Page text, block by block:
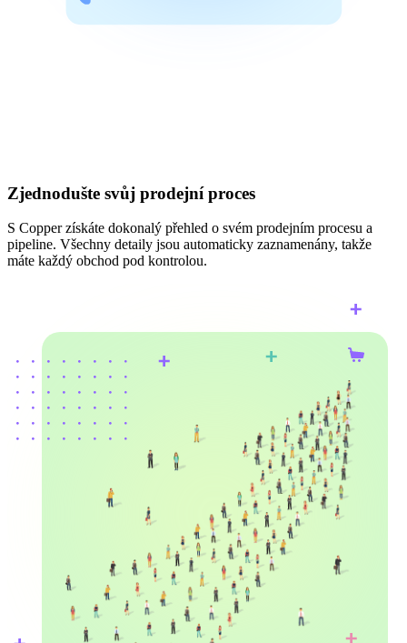
Zjednodušte svůj prodejní proces
S Copper získáte dokonalý přehled o svém prodejním procesu a
pipeline. Všechny detaily jsou automaticky zaznamenány, takže
máte každý obchod pod kontrolou.